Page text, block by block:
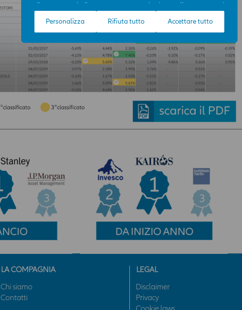
diversamente indicato. L’Area News è destinata all’uso per scopi
all’Area News e l’utilizzo delle informazioni in essa contenute
Compagnia potrà, in qualunque momento, a propria
discrezione e con efficacia immediata, modificare i contenuti e
le modalità funzionali ed operative dell’Area News, incluso il
diritto di modificare, limitare e/o escludere, temporaneamente
o definitivamente, l’accesso ai contenuti dell’Area, senza
necessità di acquisire il previo consenso dell’ utente.
I contenuti dell’ Area hanno finalità esclusivamente
informativa e descrittiva, e non assumono carattere di
l’assunzione di alcun impegno da parte della Compagnia.
Qualsiasi prodotto, strumento, servizio cui fa riferimento l’Area
potrebbe non essere adeguato per l'utente; prima di effettuare
qualsiasi operazione, l'utente dovrà, pertanto, valutare, in
autonomia, la rilevanza delle informazioni pubblicate sull’Area
News ai fini delle proprie decisioni di investimento, della propria
situazione finanziaria e di qualsiasi altra circostanza rilevante,
e comunque sempre consultare la documentazione d’offerta
presente sul sito
www.allianzdarta.ie. La Compagnia non
nell’Area; l’utilizzo e la diffusione di tali dati e informazioni da
parte dell’utente avviene, pertanto, sotto la propria esclusiva
informazioni pubblicate nell’ Area siano prodotte sulla base di
Personalizza Rifiuta tutto Accettare tutto
LA COMPAGNIA
Chi siamo
Contatti
LEGAL
Disclaimer
Privacy